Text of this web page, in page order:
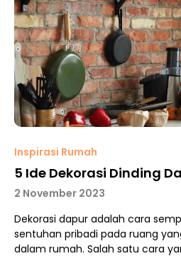
Inspirasi Rumah
5 Ide Dekorasi Dinding
2 November 2023
Dekorasi dapur adalah cara
sentuhan pribadi pada ruang
dalam rumah. Salah satu cara